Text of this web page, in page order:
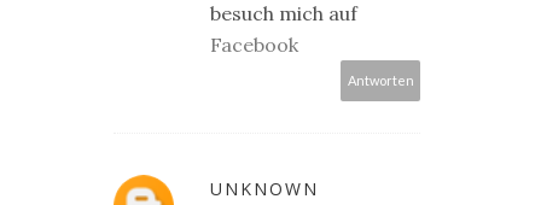
besuch mich auf
Facebook
Antworten
UNKNOWN